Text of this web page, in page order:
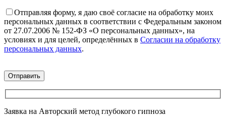
Отправляя форму, я даю своё согласие на обработку моих
персональных данных в соответствии с Федеральным законом
от 27.07.2006 № 152-ФЗ «О персональных данных», на
условиях и для целей, определённых в Согласии на обработку
персональных данных.
Заявка на Авторский метод глубокого гипноза